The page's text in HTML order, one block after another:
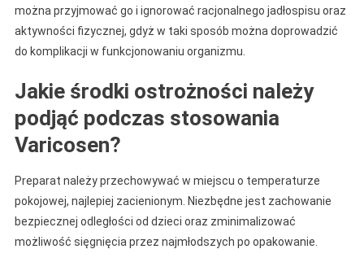
można przyjmować go i ignorować racjonalnego jadłospisu oraz
aktywności fizycznej, gdyż w taki sposób można doprowadzić
do komplikacji w funkcjonowaniu organizmu.
Jakie środki ostrożności należy
podjąć podczas stosowania
Varicosen?
Preparat należy przechowywać w miejscu o temperaturze
pokojowej, najlepiej zacienionym. Niezbędne jest zachowanie
bezpiecznej odległości od dzieci oraz zminimalizować
możliwość sięgnięcia przez najmłodszych po opakowanie.